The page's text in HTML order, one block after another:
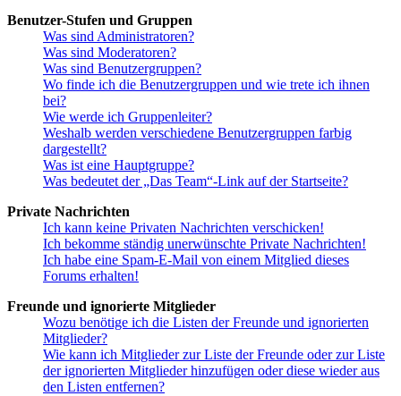
Benutzer-Stufen und Gruppen
Was sind Administratoren?
Was sind Moderatoren?
Was sind Benutzergruppen?
Wo finde ich die Benutzergruppen und wie trete ich ihnen
bei?
Wie werde ich Gruppenleiter?
Weshalb werden verschiedene Benutzergruppen farbig
dargestellt?
Was ist eine Hauptgruppe?
Was bedeutet der „Das Team“-Link auf der Startseite?
Private Nachrichten
Ich kann keine Privaten Nachrichten verschicken!
Ich bekomme ständig unerwünschte Private Nachrichten!
Ich habe eine Spam-E-Mail von einem Mitglied dieses
Forums erhalten!
Freunde und ignorierte Mitglieder
Wozu benötige ich die Listen der Freunde und ignorierten
Mitglieder?
Wie kann ich Mitglieder zur Liste der Freunde oder zur Liste
der ignorierten Mitglieder hinzufügen oder diese wieder aus
den Listen entfernen?